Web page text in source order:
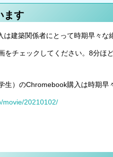
ます
は建築関係者にとって時期早々
をチェックしてください。8分ほ
生）のChromebook購入は時期早
movie/20210102/